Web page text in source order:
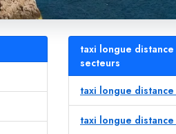
taxi longue
secteurs
taxi longue
taxi longue